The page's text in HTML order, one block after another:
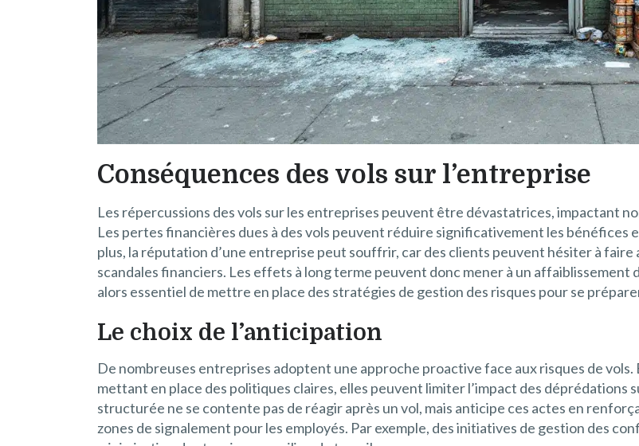
Conséquences des vols sur l’entreprise
Les répercussions des vols sur les entreprises peuvent être dévastatrices, impactant
Les pertes financières dues à des vols peuvent réduire significativement les
plus, la réputation d’une entreprise peut souffrir, car des clients peuvent hésiter à faire
scandales financiers. Les effets à long terme peuvent donc mener à un affaiblissement
alors essentiel de mettre en place des stratégies de gestion des risques pour se
Le choix de l’anticipation
De nombreuses entreprises adoptent une approche proactive face aux risques de
mettant en place des politiques claires, elles peuvent limiter l’impact des déprédations
structurée ne se contente pas de réagir après un vol, mais anticipe ces actes en
zones de signalement pour les employés. Par exemple, des initiatives de gestion des